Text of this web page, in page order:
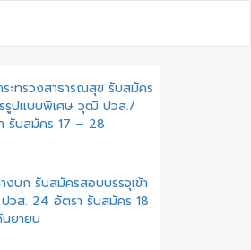
ะทรวงสาธารณสุข รับสมัคร
รูปแบบพิเศษ วุฒิ ปวส./
รับสมัคร 17 – 28
งบก รับสมัครสอบบรรจุเข้า
วส. 24 อัตรา รับสมัคร 18
ยายน